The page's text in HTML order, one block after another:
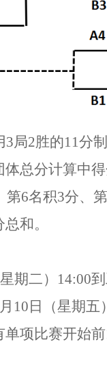
3局2胜的11分
总分计算中
6名积3分、
和。
期二）14:00
10日（星期五
单项比赛开始前